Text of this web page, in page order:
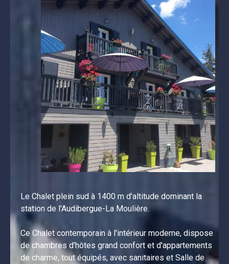
Le Chalet plein sud à 1400 m d'altitude dominant la
station de l'Audibergue-La Moulière.
Ce Chalet contemporain à l'intérieur moderne, dispose
de chambres d'hôtes grand confort et d'appartements
de charme, tout équipés, avec sanitaires et Salle de